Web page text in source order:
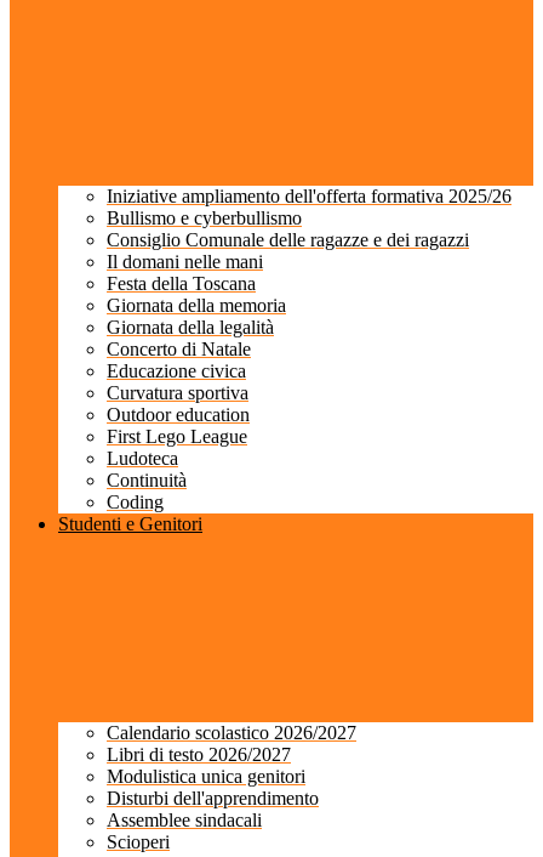
Iniziative ampliamento dell'offerta formativa 2025/26
Bullismo e cyberbullismo
Consiglio Comunale delle ragazze e dei ragazzi
Il domani nelle mani
Festa della Toscana
Giornata della memoria
Giornata della legalità
Concerto di Natale
Educazione civica
Curvatura sportiva
Outdoor education
First Lego League
Ludoteca
Continuità
Coding
Studenti e Genitori
Calendario scolastico 2026/2027
Libri di testo 2026/2027
Modulistica unica genitori
Disturbi dell'apprendimento
Assemblee sindacali
Scioperi